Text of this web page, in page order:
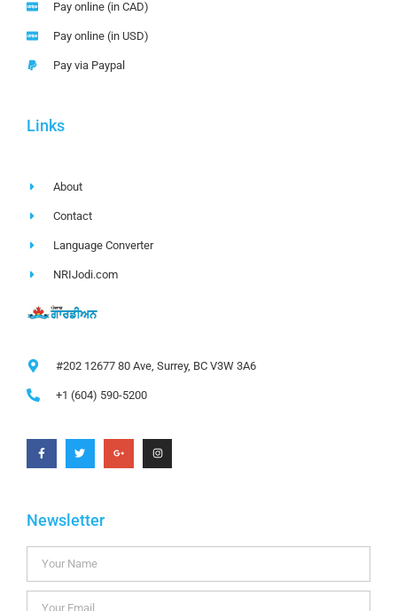
Pay online (in CAD)
Pay online (in USD)
Pay via Paypal
Links
About
Contact
Language Converter
NRIJodi.com
#202 12677 80 Ave, Surrey, BC V3W 3A6
+1 (604) 590-5200
Newsletter